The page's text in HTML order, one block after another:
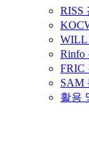
RISS
WILL
Rinfo
FRIC
SAM
활용